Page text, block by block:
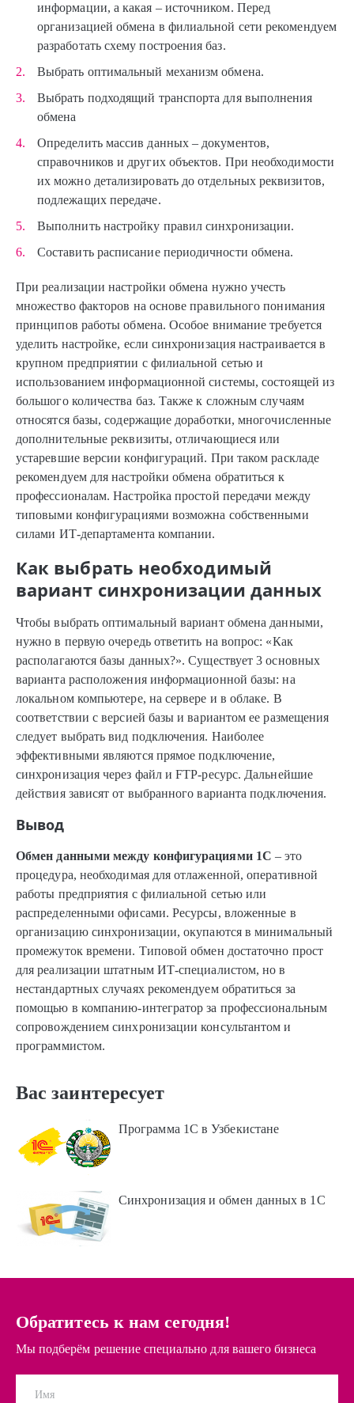
информации, а какая – источником. Перед
организацией обмена в филиальной сети рекомендуем
разработать схему построения баз.
Выбрать оптимальный механизм обмена.
Выбрать подходящий транспорта для выполнения
обмена
Определить массив данных – документов,
справочников и других объектов. При необходимости
их можно детализировать до отдельных реквизитов,
подлежащих передаче.
Выполнить настройку правил синхронизации.
Составить расписание периодичности обмена.
При реализации настройки обмена нужно учесть
множество факторов на основе правильного понимания
принципов работы обмена. Особое внимание требуется
уделить настройке, если синхронизация настраивается в
крупном предприятии с филиальной сетью и
использованием информационной системы, состоящей из
большого количества баз. Также к сложным случаям
относятся базы, содержащие доработки, многочисленные
дополнительные реквизиты, отличающиеся или
устаревшие версии конфигураций. При таком раскладе
рекомендуем для настройки обмена обратиться к
профессионалам. Настройка простой передачи между
типовыми конфигурациями возможна собственными
силами ИТ-департамента компании.
Как выбрать необходимый
вариант синхронизации данных
Чтобы выбрать оптимальный вариант обмена данными,
нужно в первую очередь ответить на вопрос: «Как
располагаются базы данных?». Существует 3 основных
варианта расположения информационной базы: на
локальном компьютере, на сервере и в облаке. В
соответствии с версией базы и вариантом ее размещения
следует выбрать вид подключения. Наиболее
эффективными являются прямое подключение,
синхронизация через файл и FTP-ресурс. Дальнейшие
действия зависят от выбранного варианта подключения.
Вывод
Обмен данными между конфигурациями 1С – это
процедура, необходимая для отлаженной, оперативной
работы предприятия с филиальной сетью или
распределенными офисами. Ресурсы, вложенные в
организацию синхронизации, окупаются в минимальный
промежуток времени. Типовой обмен достаточно прост
для реализации штатным ИТ-специалистом, но в
нестандартных случаях рекомендуем обратиться за
помощью в компанию-интегратор за профессиональным
сопровождением синхронизации консультантом и
программистом.
Вас заинтересует
Программа 1С в Узбекистане
Синхронизация и обмен данных в 1С
Обратитесь к нам сегодня!
Мы подберём решение специально для вашего бизнеса
Имя